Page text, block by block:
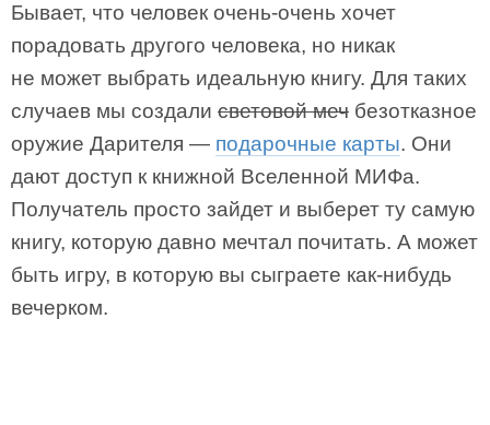
Бывает, что человек очень-очень хочет
порадовать другого человека, но никак
не может выбрать идеальную книгу. Для таких
случаев мы создали световой меч безотказное
оружие Дарителя — подарочные карты. Они
дают доступ к книжной Вселенной МИФа.
Получатель просто зайдет и выберет ту самую
книгу, которую давно мечтал почитать. А может
быть игру, в которую вы сыграете как-нибудь
вечерком.